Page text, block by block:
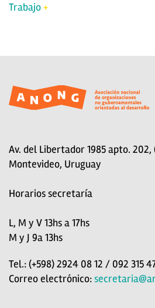
Trabajo
Av. del Libertador 1985 apto. 202,
Montevideo, Uruguay
Horarios secretaría
L, M y V 13hs a 17hs
M y J 9a 13hs
Tel.: (+598) 2924 08 12 / 092 315
Correo electrónico: